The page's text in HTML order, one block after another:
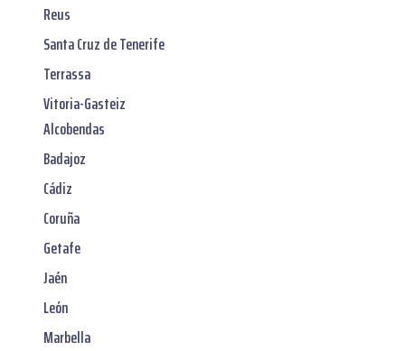
Reus
Santa Cruz de Tenerife
Terrassa
Vitoria-Gasteiz
Alcobendas
Badajoz
Cádiz
Coruña
Getafe
Jaén
León
Marbella